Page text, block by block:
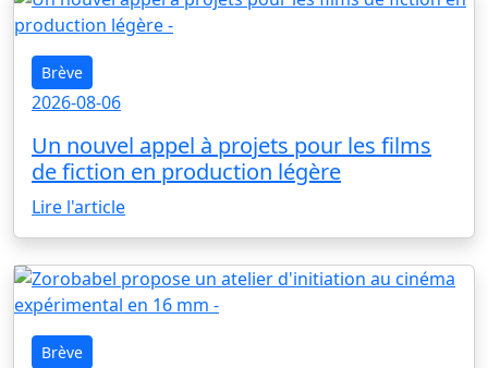
Brève
2026-08-06
Un nouvel appel à projets pour les films
de fiction en production légère
Lire l'article
Brève